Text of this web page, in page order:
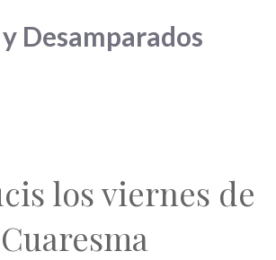
Desamparados
los viernes de
Cuaresma